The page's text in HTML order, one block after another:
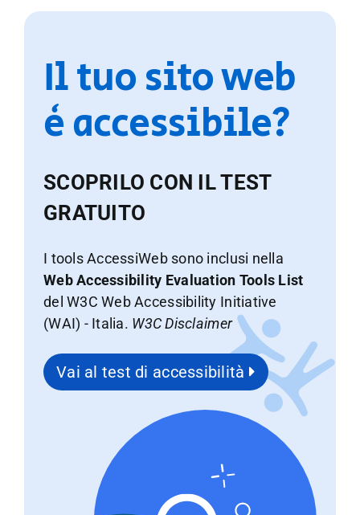
Il tuo sito web
è accessibile?
SCOPRILO CON IL TEST
GRATUITO
I tools AccessiWeb sono inclusi nella
Web Accessibility Evaluation Tools List
del W3C Web Accessibility Initiative
(WAI) - Italia. W3C Disclaimer
Vai al test di accessibilità